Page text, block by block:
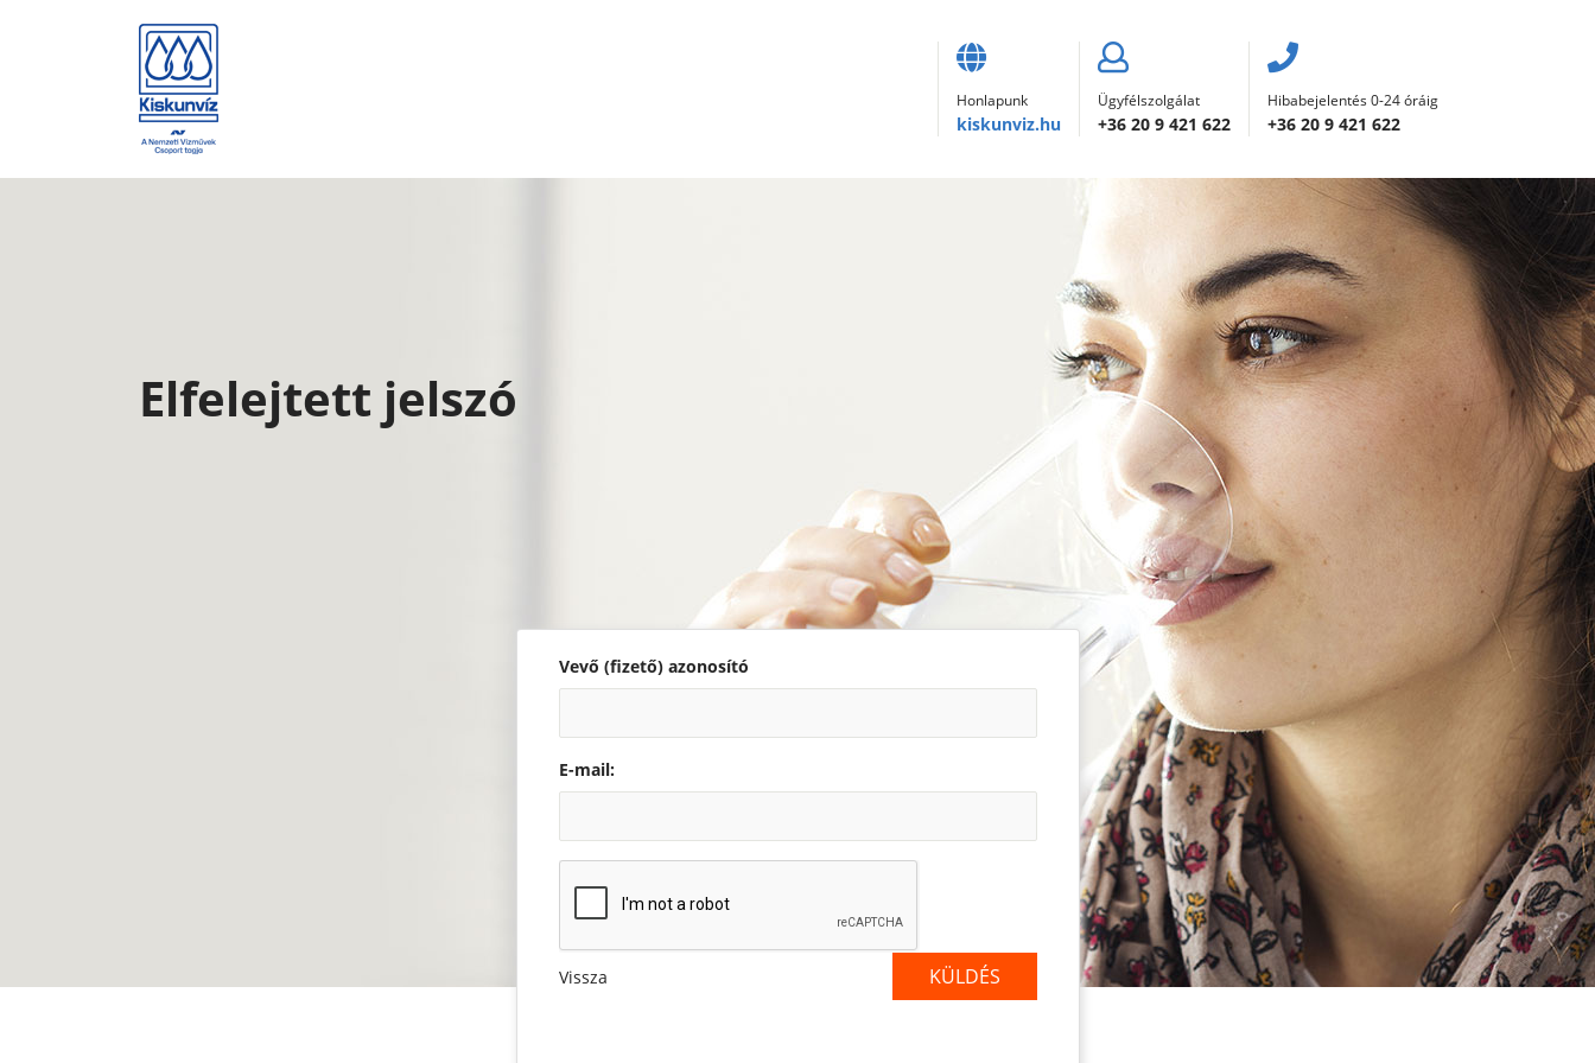
Honlapunk
kiskunviz.hu
Ügyfélszolgálat
+36 20 9 421 622
Hibabejelentés 0-24 óráig
+36 20 9 421 622
Elfelejtett jelszó
Vevő (fizető) azonosító
E-mail:
Vissza KÜLDÉS